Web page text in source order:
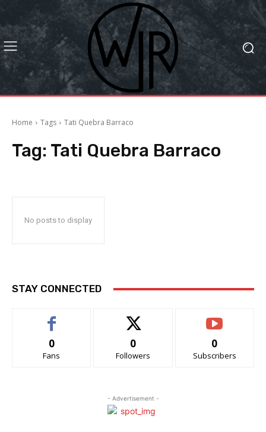
Home Tags Tati Quebra Barraco
Tag: Tati Quebra Barraco
No posts to display
STAY CONNECTED
0
Fans
0
Followers
0
Subscribers
- Advertisement -